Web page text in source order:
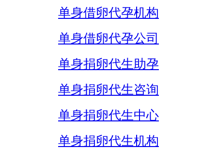
单身借卵代孕机构
单身借卵代孕公司
单身捐卵代生助孕
单身捐卵代生咨询
单身捐卵代生中心
单身捐卵代生机构